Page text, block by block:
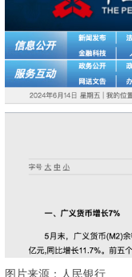
图片来源：人民银行